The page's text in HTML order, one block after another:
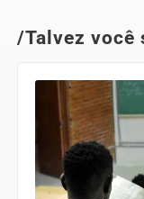
/Talvez você